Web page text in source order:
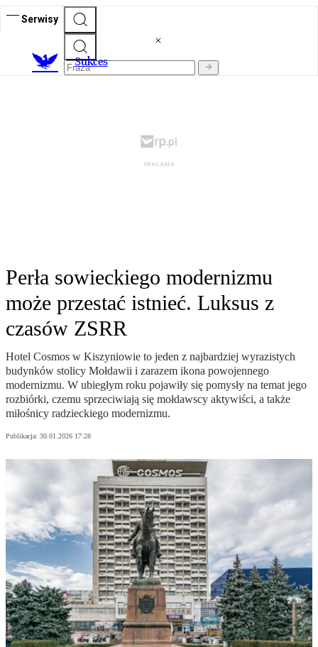
Serwisy
Sukces
Perła sowieckiego modernizmu
może przestać istnieć. Luksus z
czasów ZSRR
Hotel Cosmos w Kiszyniowie to jeden z najbardziej wyrazistych
budynków stolicy Mołdawii i zarazem ikona powojennego
modernizmu. W ubiegłym roku pojawiły się pomysły na temat jego
rozbiórki, czemu sprzeciwiają się mołdawscy aktywiści, a także
miłośnicy radzieckiego modernizmu.
Publikacja: 30.01.2026 17:28